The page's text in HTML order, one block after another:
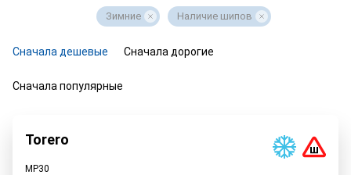
Зимние Наличие шипов
Сначала дешевые Сначала дорогие
Сначала популярные
Torero
MP30